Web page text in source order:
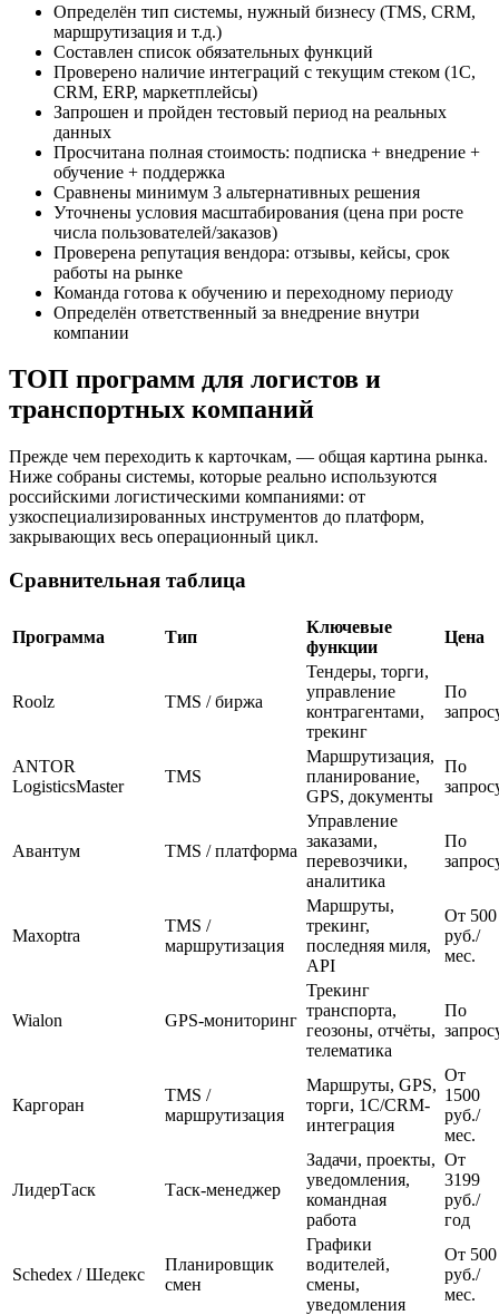
Определён тип системы, нужный бизнесу (TMS, CRM,
маршрутизация и т.д.)
Составлен список обязательных функций
Проверено наличие интеграций с текущим стеком (1С,
CRM, ERP, маркетплейсы)
Запрошен и пройден тестовый период на реальных
данных
Просчитана полная стоимость: подписка + внедрение +
обучение + поддержка
Сравнены минимум 3 альтернативных решения
Уточнены условия масштабирования (цена при росте
числа пользователей/заказов)
Проверена репутация вендора: отзывы, кейсы, срок
работы на рынке
Команда готова к обучению и переходному периоду
Определён ответственный за внедрение внутри
компании
ТОП программ для логистов и
транспортных компаний
Прежде чем переходить к карточкам, — общая картина рынка.
Ниже собраны системы, которые реально используются
российскими логистическими компаниями: от
узкоспециализированных инструментов до платформ,
закрывающих весь операционный цикл.
Сравнительная таблица
Программа Тип
Ключевые
функции
Цена
Roolz TMS / биржа
Тендеры, торги,
управление
контрагентами,
трекинг
По
ANTOR
LogisticsMaster
TMS
Маршрутизация,
планирование,
GPS, документы
По
Авантум TMS / платформа
Управление
заказами,
перевозчики,
аналитика
По
Maxoptra
TMS /
маршрутизация
Маршруты,
трекинг,
последняя миля,
API
От 500
руб./
мес.
Wialon GPS-мониторинг
Трекинг
транспорта,
геозоны, отчёты,
телематика
По
Каргоран
TMS /
маршрутизация
Маршруты, GPS,
торги, 1С/CRM-
интеграция
От
1500
руб./
мес.
ЛидерТаск Таск-менеджер
Задачи, проекты,
уведомления,
командная
работа
От
3199
руб./
год
Schedex / Шедекс
Планировщик
смен
Графики
водителей,
смены,
уведомления
От 500
руб./
мес.